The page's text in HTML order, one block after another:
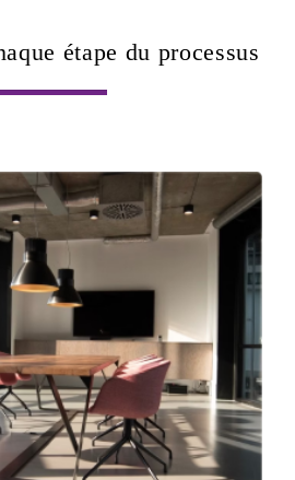
étape du processus